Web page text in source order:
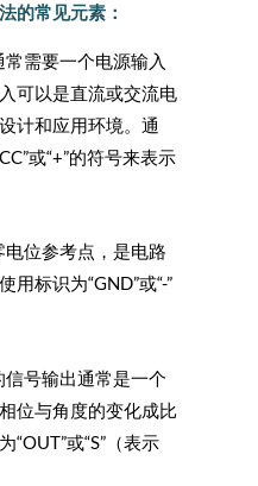
的常见元素：
需要一个电源输入
可以是直流或交流电
计和应用环境。通
或“+”的符号来表示
位参考点，是电路
标识为“GND”或“-”
号输出通常是一个
位与角度的变化成比
或“S”（表示